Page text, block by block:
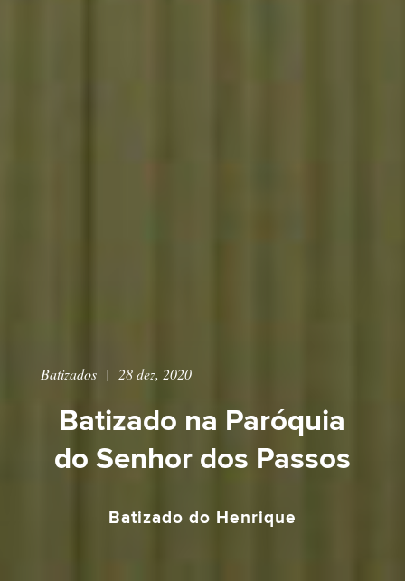
Batizados| 28 dez, 2020
Batizado na Paróquia
do Senhor dos Passos
Batizado do Henrique